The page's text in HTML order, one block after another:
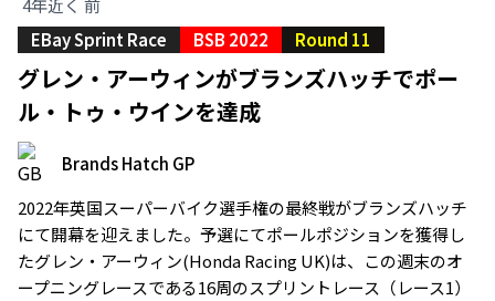
4年近く 前
EBay Sprint Race
BSB 2022 Round 11
グレン・アーウィンがブランズハッチでポー
ル・トゥ・ウインを達成
Brands Hatch GP
2022年英国スーパーバイク選手権の最終戦がブランズハッチ
にて開幕を迎えました。予選にてポールポジションを獲得し
たグレン・アーウィン(Honda Racing UK)は、この週末のオ
ープニングレースである16周のスプリントレース（レース1）